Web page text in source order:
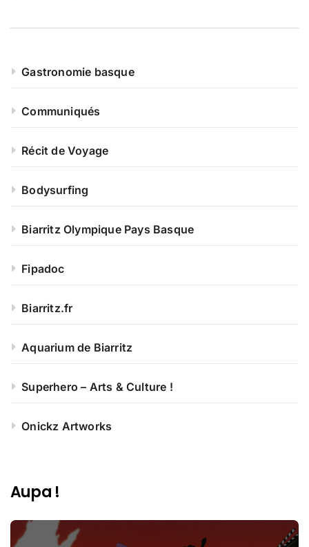
Gastronomie basque
Communiqués
Récit de Voyage
Bodysurfing
Biarritz Olympique Pays Basque
Fipadoc
Biarritz.fr
Aquarium de Biarritz
Superhero – Arts & Culture !
Onickz Artworks
Aupa !